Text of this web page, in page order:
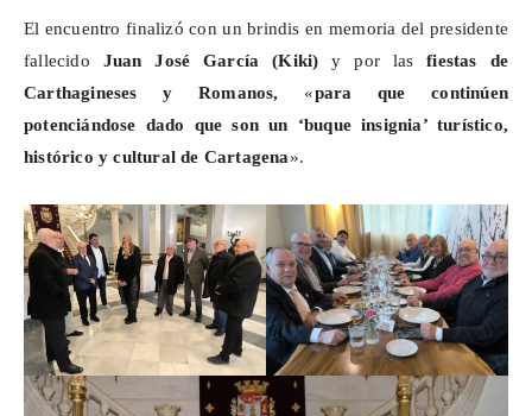
El encuentro finalizó con un brindis en memoria del presidente
fallecido Juan José García (Kiki) y por lasfiestas de
Carthagineses y Romanos, «para que continúen
potenciándose dado que son un ‘buque insignia’ turístico,
histórico y cultural de Cartagena».